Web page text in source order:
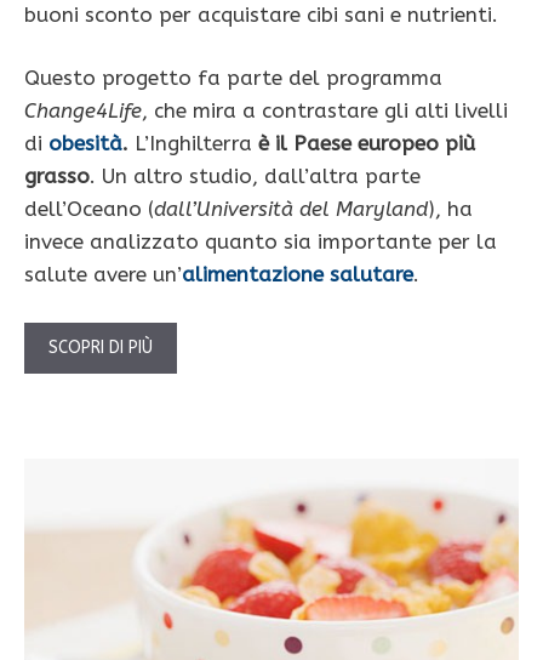
buoni sconto per acquistare cibi sani e nutrienti.
Questo progetto fa parte del programma
Change4Life, che mira a contrastare gli alti livelli
di obesità. L’Inghilterra è il Paese europeo più
grasso. Un altro studio, dall’altra parte
dell’Oceano (dall’Università del Maryland), ha
invece analizzato quanto sia importante per la
salute avere un’alimentazione salutare.
SCOPRI DI PIÙ